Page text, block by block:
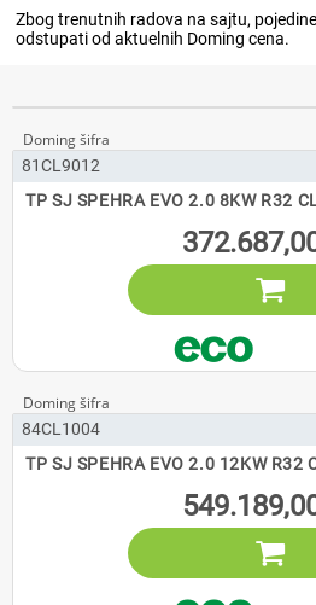
81CL9012
TP SJ SPEHRA EVO 2.0 8KW R32

84CL1004
TP SJ SPEHRA EVO 2.0 12KW R32
